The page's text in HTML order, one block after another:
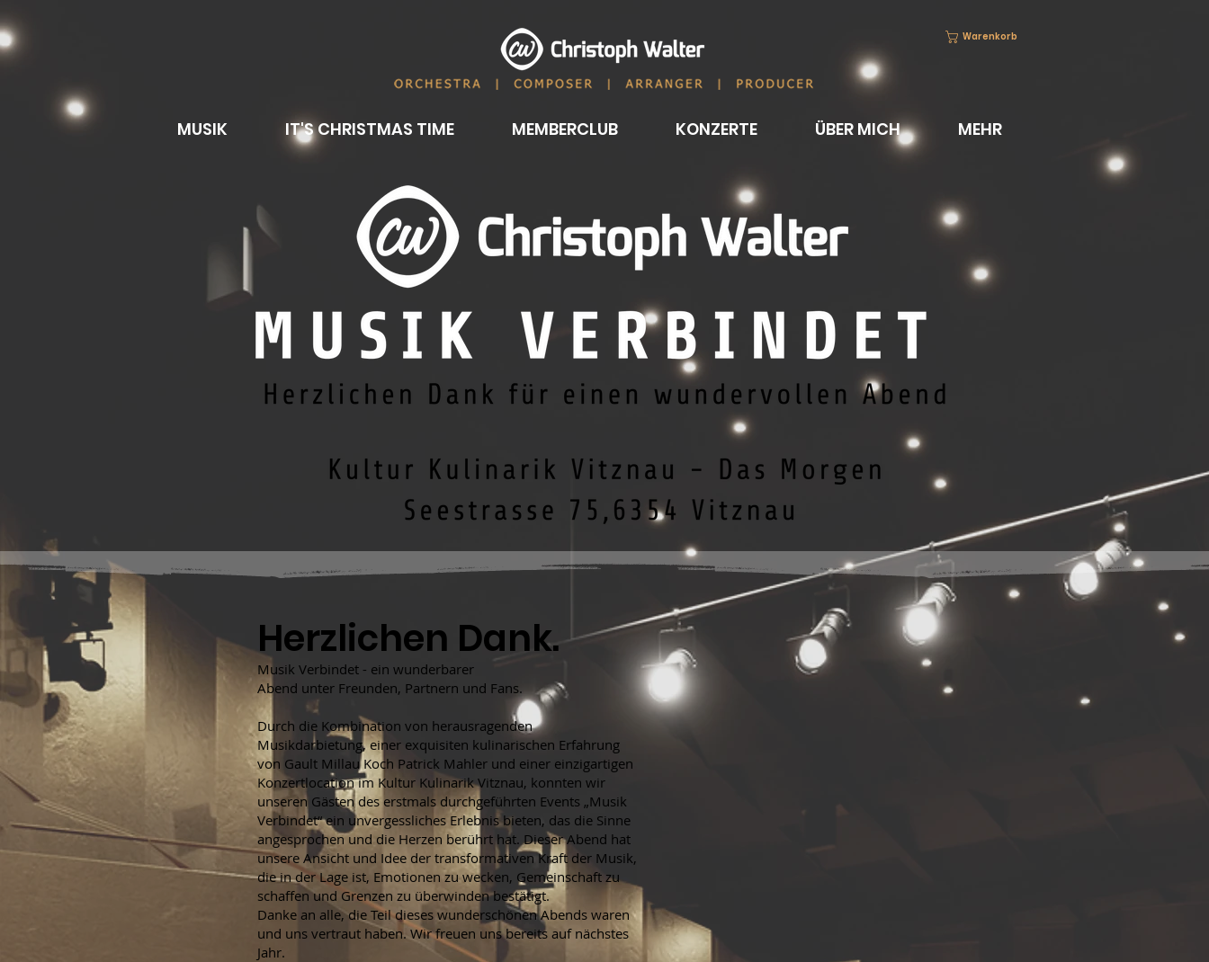
Warenkorb
MUSIK IT'S CHRISTMAS TIME MEMBERCLUB KONZERTE ÜBER MICH MEHR
Herzlichen Dank.
Musik Verbindet - ein wunderbarer
Abend unter Freunden, Partnern und Fans.
Durch die Kombination von herausragenden
Musikdarbietung, einer exquisiten kulinarischen Erfahrung
von Gault Millau Koch Patrick Mahler und einer einzigartigen
Konzertlocation im Kultur Kulinarik Vitznau, konnten wir
unseren Gästen des erstmals durchgeführten Events „Musik
Verbindet“ ein unvergessliches Erlebnis bieten, das die Sinne
angesprochen und die Herzen berührt hat. Dieser Abend hat
unsere Ansicht und Idee der transformativen Kraft der Musik,
die in der Lage ist, Emotionen zu wecken, Gemeinschaft zu
schaffen und Grenzen zu überwinden bestätigt.
Danke an alle, die Teil dieses wunderschönen Abends waren
und uns vertraut haben. Wir freuen uns bereits auf nächstes
Jahr.